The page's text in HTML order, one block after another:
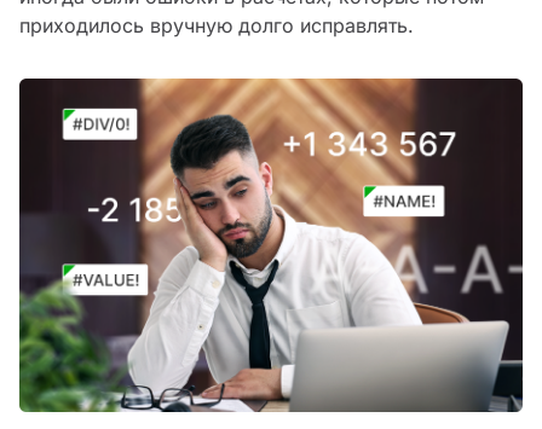
приходилось вручную долго исправлять.